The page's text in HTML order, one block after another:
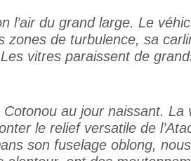
l’air du grand large. Le
zones de turbulence, sa
vitres paraissent de
au jour naissant. La
le relief versatile de
son fuselage oblong,